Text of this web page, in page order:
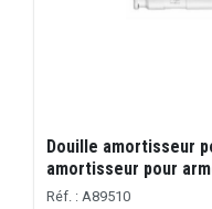
Douille amortisseur
amortisseur pour
Réf. : A89510